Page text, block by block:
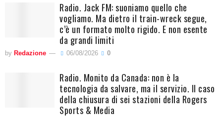
Radio. Jack FM: suoniamo quello che
vogliamo. Ma dietro il train-wreck segue,
c’è un formato molto rigido. E non esente
da grandi limiti
by Redazione 06/08/2026 0
Radio. Monito da Canada: non è la
tecnologia da salvare, ma il servizio. Il caso
della chiusura di sei stazioni della Rogers
Sports & Media